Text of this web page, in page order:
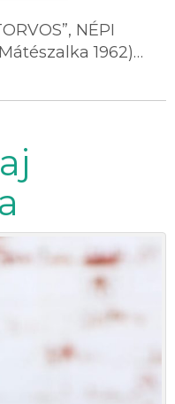
NÉPI
1962)…